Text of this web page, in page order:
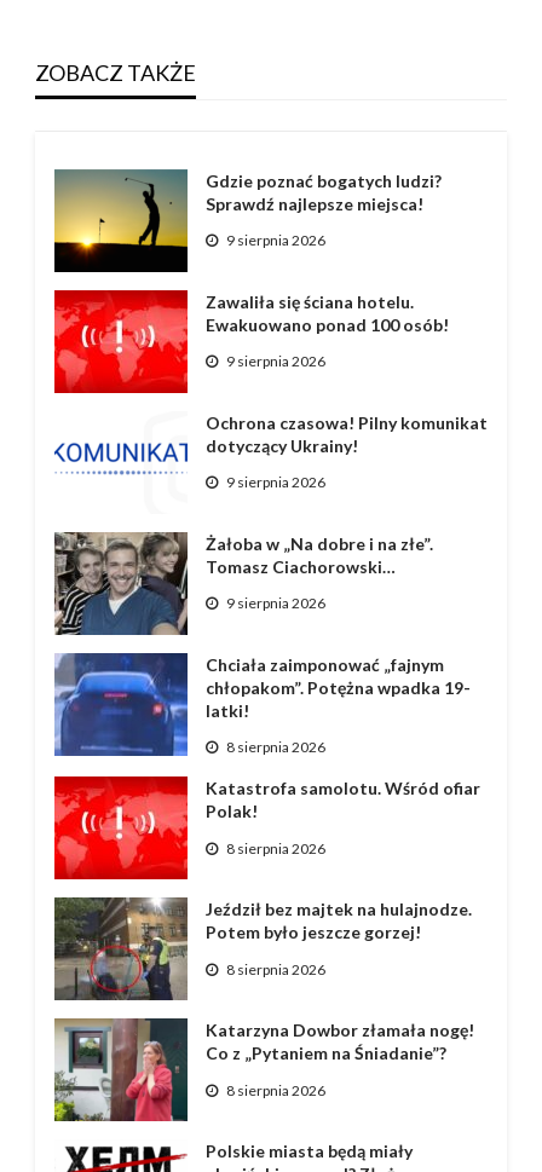
ZOBACZ TAKŻE
Gdzie poznać bogatych ludzi?
Sprawdź najlepsze miejsca!
9 sierpnia 2026
Zawaliła się ściana hotelu.
Ewakuowano ponad 100 osób!
9 sierpnia 2026
Ochrona czasowa! Pilny komunikat
dotyczący Ukrainy!
9 sierpnia 2026
Żałoba w „Na dobre i na złe”.
Tomasz Ciachorowski…
9 sierpnia 2026
Chciała zaimponować „fajnym
chłopakom”. Potężna wpadka 19-
latki!
8 sierpnia 2026
Katastrofa samolotu. Wśród ofiar
Polak!
8 sierpnia 2026
Jeździł bez majtek na hulajnodze.
Potem było jeszcze gorzej!
8 sierpnia 2026
Katarzyna Dowbor złamała nogę!
Co z „Pytaniem na Śniadanie”?
8 sierpnia 2026
Polskie miasta będą miały